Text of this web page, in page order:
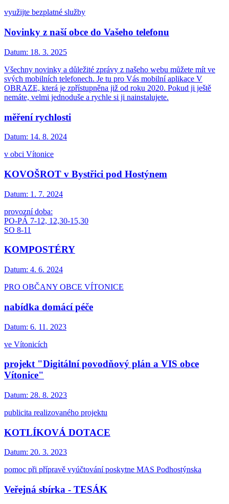
využijte bezplatné služby
Novinky z naší obce do Vašeho telefonu
Datum: 18. 3. 2025
Všechny novinky a důležité zprávy z našeho webu můžete mít ve
svých mobilních telefonech. Je tu pro Vás mobilní aplikace V
OBRAZE, která je zpřístupněna již od roku 2020. Pokud ji ještě
nemáte, velmi jednoduše a rychle si ji nainstalujete.
měření rychlosti
Datum: 14. 8. 2024
v obci Vítonice
KOVOŠROT v Bystřici pod Hostýnem
Datum: 1. 7. 2024
provozní doba:
PO-PÁ 7-12, 12,30-15,30
SO 8-11
KOMPOSTÉRY
Datum: 4. 6. 2024
PRO OBČANY OBCE VÍTONICE
nabídka domácí péče
Datum: 6. 11. 2023
ve Vítonicích
projekt "Digitální povodňový plán a VIS obce
Vítonice"
Datum: 28. 8. 2023
publicita realizovaného projektu
KOTLÍKOVÁ DOTACE
Datum: 20. 3. 2023
pomoc při přípravě vyúčtování poskytne MAS Podhostýnska
Veřejná sbírka - TESÁK